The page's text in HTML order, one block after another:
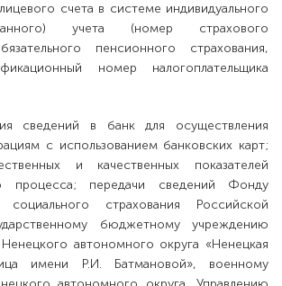
счета в системе индивидуального
учета (номер страхового
пенсионного страхования,
номер налогоплательщика
сведений в банк для осуществления
с использованием банковских карт;
и качественных показателей
процесса; передачи сведений Фонду
страхования Российской
бюджетному учреждению
автономного округа «Ненецкая
имени Р.И. Батмановой», военному